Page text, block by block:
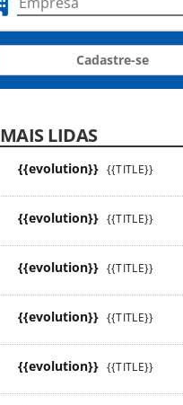
Cadastre-se
MAIS LIDAS
{{evolution}} {{TITLE}}
{{evolution}} {{TITLE}}
{{evolution}} {{TITLE}}
{{evolution}} {{TITLE}}
{{evolution}} {{TITLE}}